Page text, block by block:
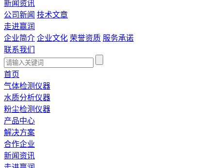
新闻资讯
公司新闻 技术文章
走进赢润
企业简介 企业文化 荣誉资质 服务承诺
联系我们
首页
气体检测仪器
水质分析仪器
粉尘检测仪器
产品中心
解决方案
合作企业
新闻资讯